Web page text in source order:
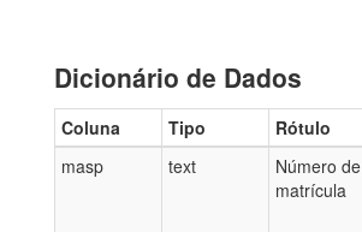
Dicionário de Dados
Coluna Tipo Rótulo
masp
text
Número de
matrícula